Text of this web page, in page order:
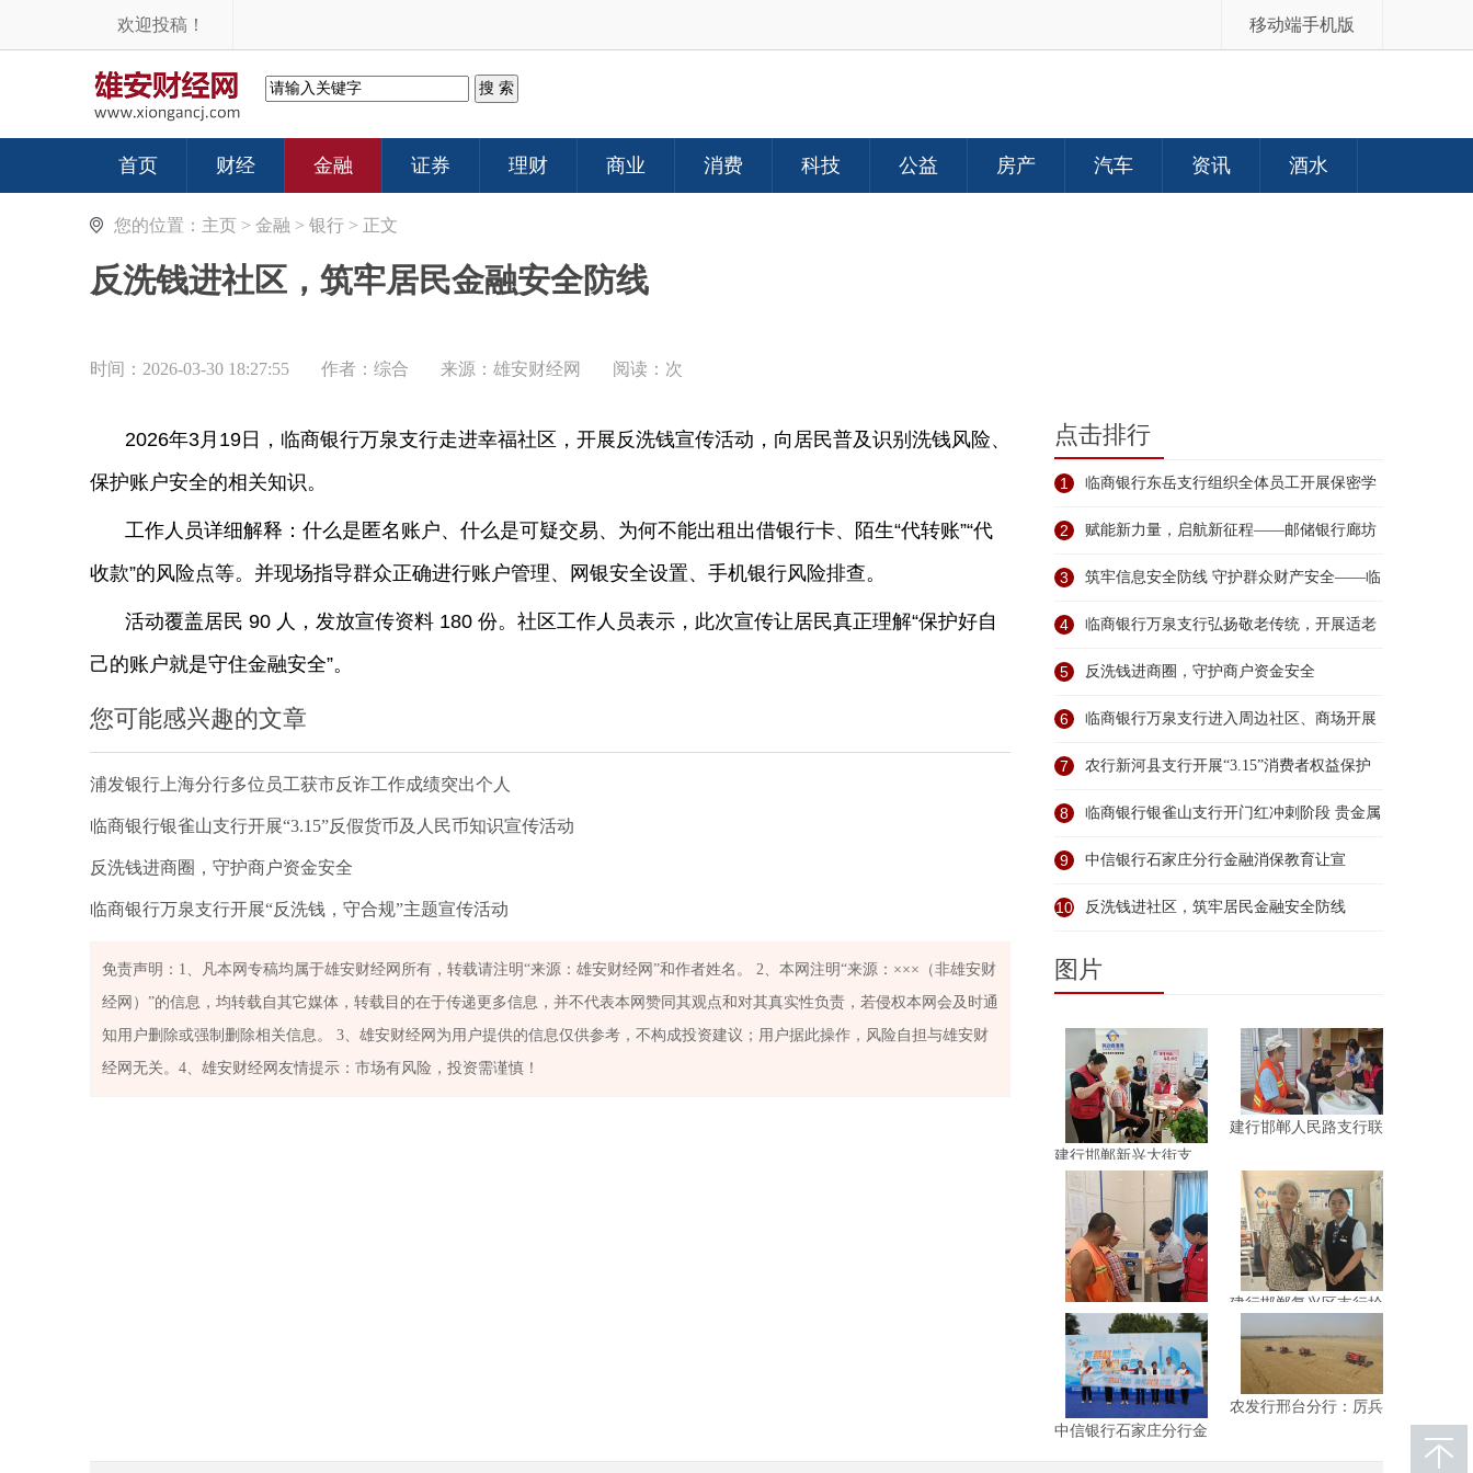
欢迎投稿！ 移动端手机版
首页 财经 金融 证券 理财 商业 消费 科技 公益 房产 汽车 资讯 酒水
您的位置： 主页 > 金融 > 银行 > 正文
反洗钱进社区，筑牢居民金融安全防线
时间：2026-03-30 18:27:55 作者：综合 来源： 雄安财经网 阅读： 次
2026年3月19日，临商银行万泉支行走进幸福社区，开展反洗钱宣传活动，向居民普及识别洗钱风险、
保护账户安全的相关知识。
工作人员详细解释：什么是匿名账户、什么是可疑交易、为何不能出租出借银行卡、陌生“代转账”“代
收款”的风险点等。并现场指导群众正确进行账户管理、网银安全设置、手机银行风险排查。
活动覆盖居民 90 人，发放宣传资料 180 份。社区工作人员表示，此次宣传让居民真正理解“保护好自
己的账户就是守住金融安全”。
您可能感兴趣的文章
浦发银行上海分行多位员工获市反诈工作成绩突出个人
临商银行银雀山支行开展“3.15”反假货币及人民币知识宣传活动
反洗钱进商圈，守护商户资金安全
临商银行万泉支行开展“反洗钱，守合规”主题宣传活动
免责声明：1、凡本网专稿均属于雄安财经网所有，转载请注明“来源：雄安财经网”和作者姓名。 2、本网注明“来源：×××（非雄安财
经网）”的信息，均转载自其它媒体，转载目的在于传递更多信息，并不代表本网赞同其观点和对其真实性负责，若侵权本网会及时通
知用户删除或强制删除相关信息。 3、雄安财经网为用户提供的信息仅供参考，不构成投资建议；用户据此操作，风险自担与雄安财
经网无关。4、雄安财经网友情提示：市场有风险，投资需谨慎！
点击排行
1 临商银行东岳支行组织全体员工开展保密学
习教
2 赋能新力量，启航新征程——邮储银行廊坊
市分
3 筑牢信息安全防线 守护群众财产安全——临
商银
4 临商银行万泉支行弘扬敬老传统，开展适老
金融
5 反洗钱进商圈，守护商户资金安全
6 临商银行万泉支行进入周边社区、商场开展
金融
7 农行新河县支行开展“3.15”消费者权益保护
宣传
8 临商银行银雀山支行开门红冲刺阶段 贵金属
业务
9 中信银行石家庄分行金融消保教育让宣
传“润物
10 反洗钱进社区，筑牢居民金融安全防线
图片
建行邯郸新兴大街支
行“劳动
建行邯郸人民路支行联
建行邯郸光明支行劳动
者港湾
建行邯郸复兴区支行拾
中信银行石家庄分行金
农发行邢台分行：厉兵